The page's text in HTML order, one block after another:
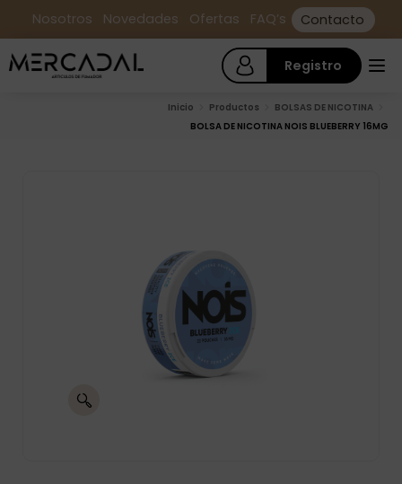
Nosotros Novedades Ofertas FAQ’s Contacto
Registro
Inicio Productos
BOLSAS DE NICOTINA
BOLSA DE NICOTINA NOIS BLUEBERRY 16MG